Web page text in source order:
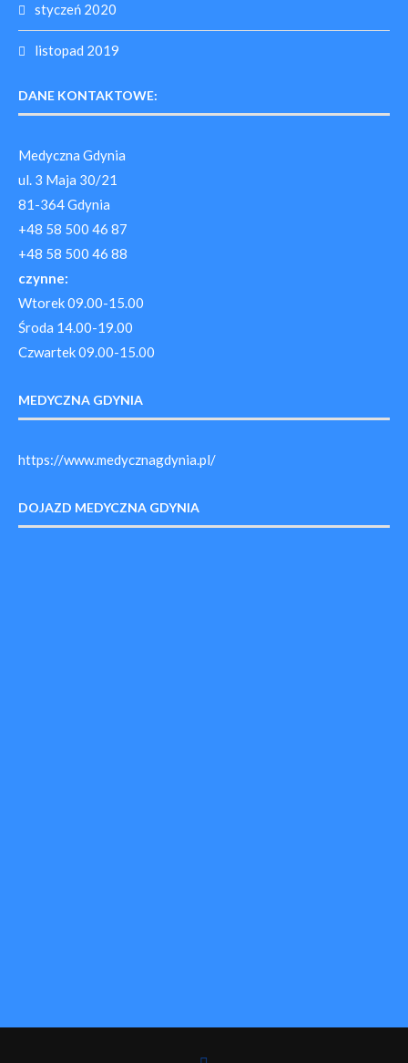
styczeń 2020
listopad 2019
DANE KONTAKTOWE:
Medyczna Gdynia
ul. 3 Maja 30/21
81-364 Gdynia
+48 58 500 46 87
+48 58 500 46 88
czynne:
Wtorek 09.00-15.00
Środa 14.00-19.00
Czwartek 09.00-15.00
MEDYCZNA GDYNIA
https://www.medycznagdynia.pl/
DOJAZD MEDYCZNA GDYNIA